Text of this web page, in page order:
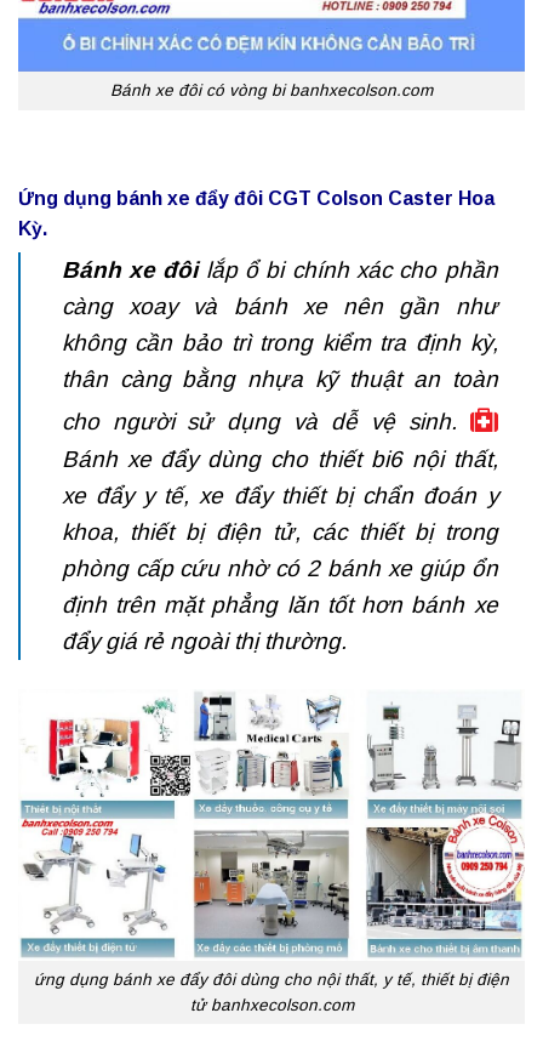
Bánh xe đôi có vòng bi banhxecolson.com
Ứng dụng bánh xe đẩy đôi CGT Colson Caster Hoa
Kỳ.
Bánh xe đôilắp ổ bi chính xác cho phần
càng xoay và bánh xe nên gần như
không cần bảo trì trong kiểm tra định kỳ,
thân càng bằng nhựa kỹ thuật an toàn
cho người sử dụng và dễ vệ sinh.
Bánh xe đẩy dùng cho thiết bi6 nội thất,
xe đẩy y tế, xe đẩy thiết bị chẩn đoán y
khoa, thiết bị điện tử, các thiết bị trong
phòng cấp cứu nhờ có 2 bánh xe giúp ổn
định trên mặt phẳng lăn tốt hơn bánh xe
đẩy giá rẻngoài thị thường.
ứng dụng bánh xe đẩy đôi dùng cho nội thất, y tế, thiết bị điện
tử banhxecolson.com